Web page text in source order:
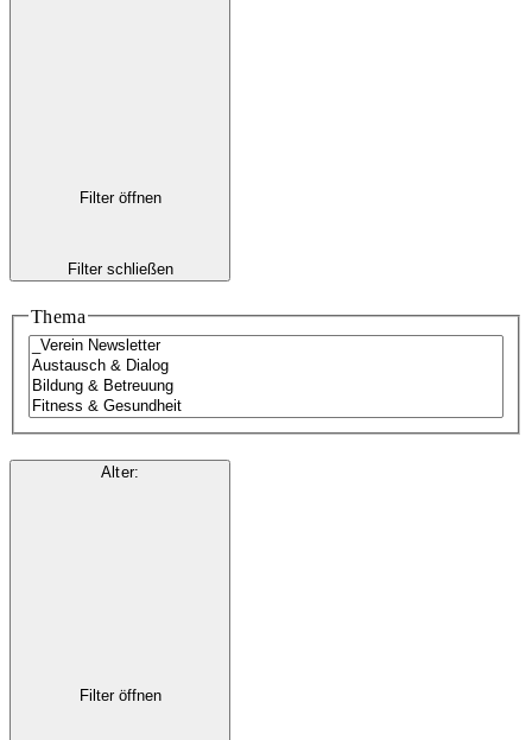
Filter öffnen
Filter schließen
Thema
Alter:
Filter öffnen